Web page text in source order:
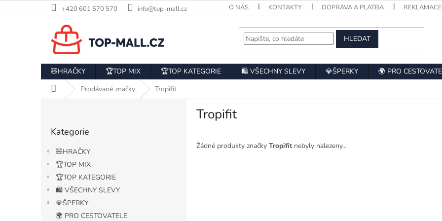
na
+420 601 570 570 info@top-mall.cz O NÁS KONTAKTY DOPRAVA A PLATBA REKLAMACE
HLEDAT
🧸HRAČKY 🏆TOP MIX 🏆TOP KATEGORIE 🛍️ VŠECHNY SLEVY 💎ŠPERKY 🌍 PRO
Domů Prodávané značky Tropifit
kategorie
Kategorie
🧸HRAČKY
🏆TOP MIX
🏆TOP KATEGORIE
🛍️ VŠECHNY SLEVY
💎ŠPERKY
🌍 PRO CESTOVATELE
Tropifit
Žádné produkty značky Tropifitnebyly nalezeny...